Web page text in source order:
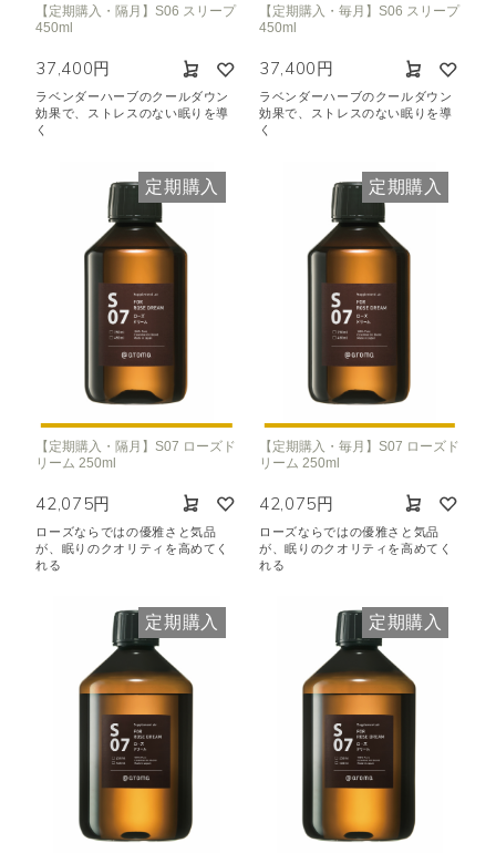
【定期購入・隔月】S06 スリープ
450ml
37,400円
ラベンダーハーブのクールダウン
効果で、ストレスのない眠りを導
く
【定期購入・毎月】S06 スリープ
450ml
37,400円
ラベンダーハーブのクールダウン
効果で、ストレスのない眠りを導
く
定期購入
【定期購入・隔月】S07 ローズド
リーム 250ml
42,075円
ローズならではの優雅さと気品
が、眠りのクオリティを高めてく
れる
定期購入
【定期購入・毎月】S07 ローズド
リーム 250ml
42,075円
ローズならではの優雅さと気品
が、眠りのクオリティを高めてく
れる
定期購入 定期購入